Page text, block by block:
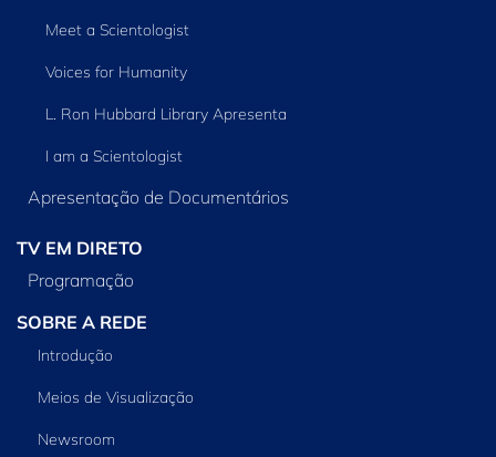
Meet a Scientologist
Voices for Humanity
L. Ron Hubbard Library Apresenta
I am a Scientologist
Apresentação de Documentários
TV EM DIRETO
Programação
SOBRE A REDE
Introdução
Meios de Visualização
Newsroom